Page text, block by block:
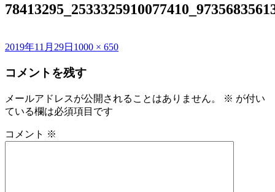
投
日:
2019年11月29日 フ
サ
ズ
1000 × 650
コメントを残す
メールアドレスが公開されることはありません。 ※ が付い
ている欄は必須項目です
コメント ※